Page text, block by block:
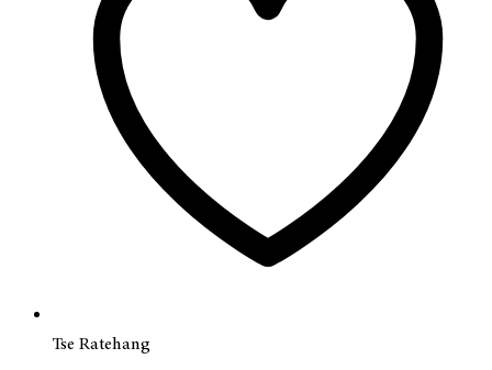
Tse Ratehang